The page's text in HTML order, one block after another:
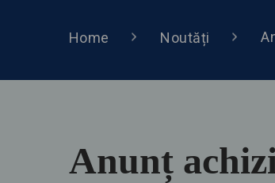
Home Noutăți
Anunț